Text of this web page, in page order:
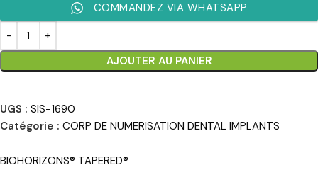
AJOUTER AU PANIER
COMMANDEZ VIA WHATSAPP
UGS : SIS-1690
Catégorie : CORP DE NUMERISATION DENTAL IMPLANTS
BIOHORIZONS® TAPERED®